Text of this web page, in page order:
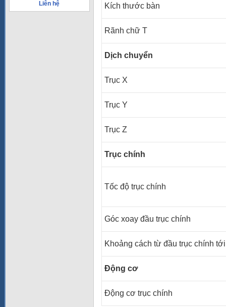
Liên hệ Kích thước bàn
Rãnh chữ T
Dịch chuyển
Trục X
Trục Y
Trục Z
Trục chính
Tốc độ trục chính
Góc xoay đầu trục chính
Khoảng cách từ đầu trục chính
Động cơ
Động cơ trục chính